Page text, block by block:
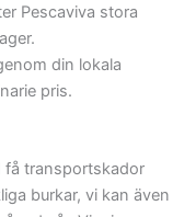
Pescaviva stora
din lokala
pris.
få transportskador
burkar, vi kan även